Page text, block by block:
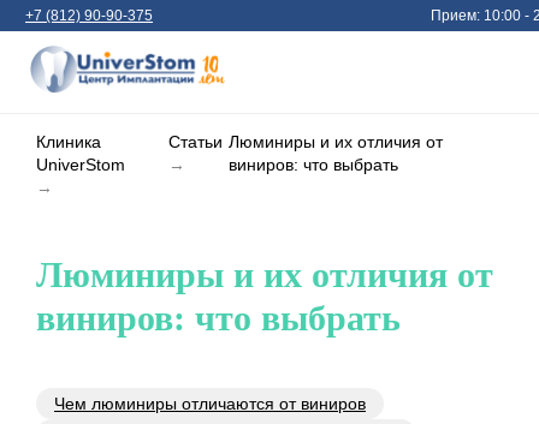
+7 (812) 90-90-375 Прием: 10:00 -
Клиника
UniverStom
→
Статьи
→
Люминиры и их отличия от
виниров: что выбрать
Люминиры и их отличия от
виниров: что выбрать
Чем люминиры отличаются от виниров